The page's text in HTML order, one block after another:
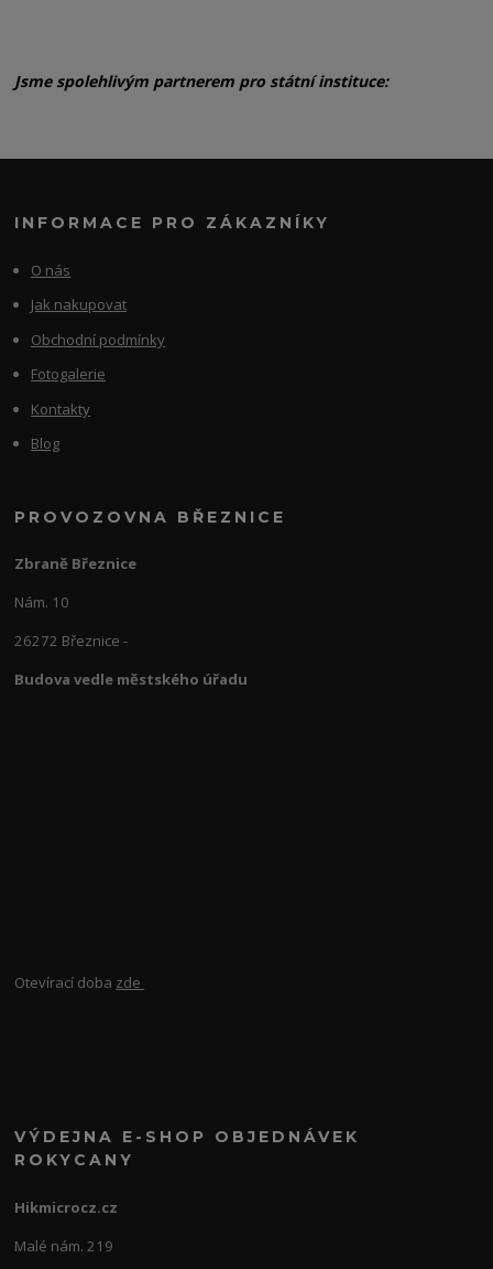
Jsme spolehlivým partnerem pro státní instituce:
INFORMACE PRO ZÁKAZNÍKY
O nás
Jak nakupovat
Obchodní podmínky
Fotogalerie
Kontakty
Blog
PROVOZOVNA BŘEZNICE
Zbraně Březnice
Nám. 10
26272 Březnice -
Budova vedle městského úřadu
Otevírací doba zde
VÝDEJNA E-SHOP OBJEDNÁVEK
ROKYCANY
Hikmicrocz.cz
Malé nám. 219